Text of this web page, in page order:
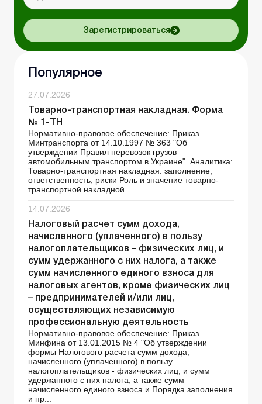
Зарегистрироваться
Популярное
27.07.2026
Товарно-транспортная накладная. Форма
№ 1-ТН
Нормативно-правовое обеспечение: Приказ
Минтранспорта от 14.10.1997 № 363 "Об
утверждении Правил перевозок грузов
автомобильным транспортом в Украине". Аналитика:
Товарно-транспортная накладная: заполнение,
ответственность, риски Роль и значение товарно-
транспортной накладной...
14.07.2026
Налоговый расчет сумм дохода,
начисленного (уплаченного) в пользу
налогоплательщиков – физических лиц, и
сумм удержанного с них налога, а также
сумм начисленного единого взноса для
налоговых агентов, кроме физических лиц
– предпринимателей и/или лиц,
осуществляющих независимую
профессиональную деятельность
Нормативно-правовое обеспечение: Приказ
Минфина от 13.01.2015 № 4 "Об утверждении
формы Налогового расчета сумм дохода,
начисленного (уплаченного) в пользу
налогоплательщиков - физических лиц, и сумм
удержанного с них налога, а также сумм
начисленного единого взноса и Порядка заполнения
и пр...